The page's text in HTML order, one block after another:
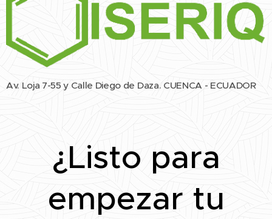
Av. Loja 7-55 y Calle Diego de Daza. CUENCA - ECUADOR
¿Listo para
empezar tu